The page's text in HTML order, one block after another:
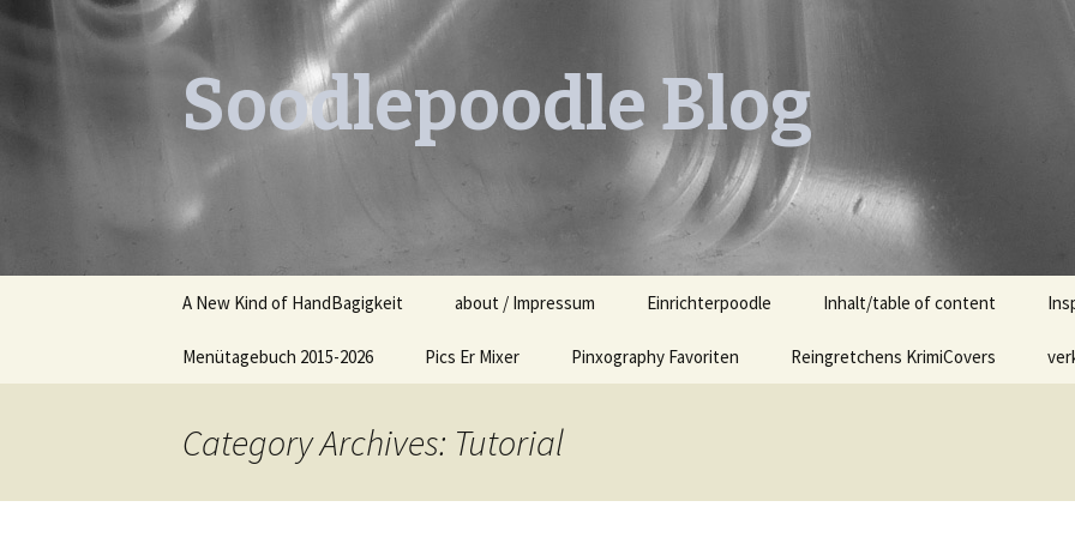
Soodlepoodle Blog
content
A New Kind of HandBagigkeit about / Impressum Einrichterpoodle Inhalt/table of content
Menütagebuch 2015-2026
Menütagebuch 2016
Pics Er Mixer Pinxography Favoriten Reingretchens KrimiCovers
Category Archives: Tutorial